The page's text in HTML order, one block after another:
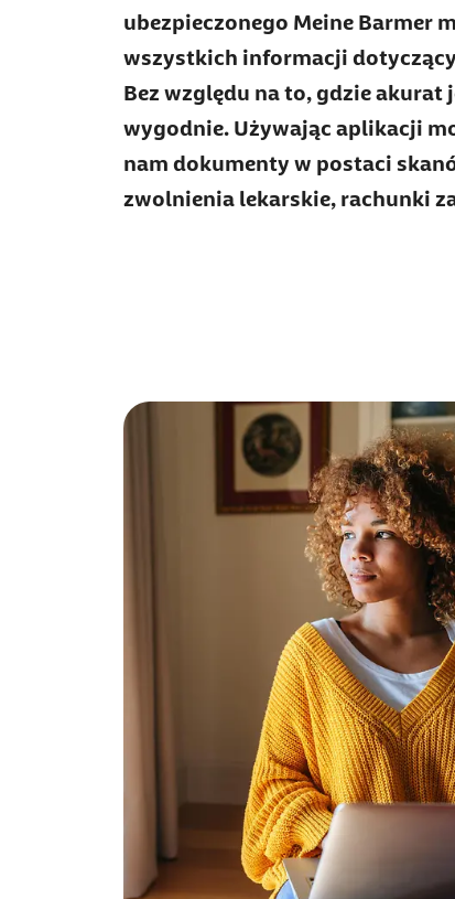
ubezpieczonego Meine Barmer
wszystkich informacji
Bez względu na to, gdzie akurat
wygodnie. Używając aplikacji
nam dokumenty w postaci
zwolnienia lekarskie, rachunki